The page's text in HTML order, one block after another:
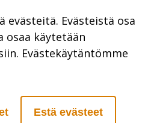
evästeitä. Evästeistä osa
käytetään
Evästekäytäntömme
Estä evästeet